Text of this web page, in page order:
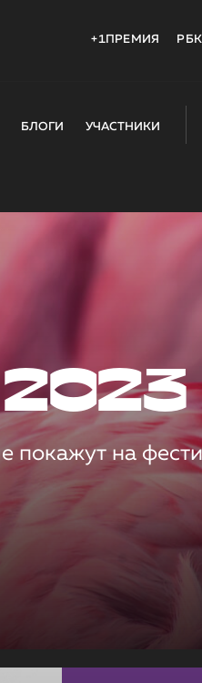
+1ПРЕМИЯ
БЛОГИ УЧАСТНИКИ
2023
покажут на